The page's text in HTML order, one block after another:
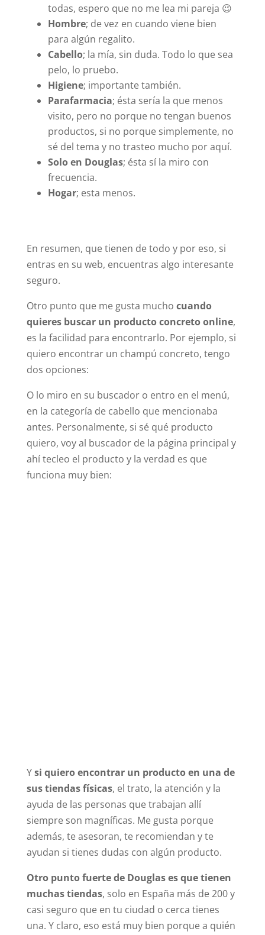
todas, espero que no me lea mi pareja 😉
Hombre; de vez en cuando viene bien
para algún regalito.
Cabello; la mía, sin duda. Todo lo que sea
pelo, lo pruebo.
Higiene; importante también.
Parafarmacia; ésta sería la que menos
visito, pero no porque no tengan buenos
productos, si no porque simplemente, no
sé del tema y no trasteo mucho por aquí.
Solo en Douglas; ésta sí la miro con
frecuencia.
Hogar; esta menos.
En resumen, que tienen de todo y por eso, si
entras en su web, encuentras algo interesante
seguro.
Otro punto que me gusta mucho cuando
quieres buscar un producto concreto online,
es la facilidad para encontrarlo. Por ejemplo, si
quiero encontrar un champú concreto, tengo
dos opciones:
O lo miro en su buscador o entro en el menú,
en la categoría de cabello que mencionaba
antes. Personalmente, si sé qué producto
quiero, voy al buscador de la página principal y
ahí tecleo el producto y la verdad es que
funciona muy bien:
Ysi quiero encontrar un producto en una de
sus tiendas físicas, el trato, la atención y la
ayuda de las personas que trabajan allí
siempre son magníficas. Me gusta porque
además, te asesoran, te recomiendan y te
ayudan si tienes dudas con algún producto.
Otro punto fuerte de Douglas es que tienen
muchas tiendas, solo en España más de 200 y
casi seguro que en tu ciudad o cerca tienes
una. Y claro, eso está muy bien porque a quién